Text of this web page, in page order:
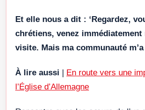
Et elle nous a dit : ‘Regardez,
chrétiens, venez immédiatement
visite. Mais ma communauté
À lire aussi | En route vers une
l’Église d’Allemagne